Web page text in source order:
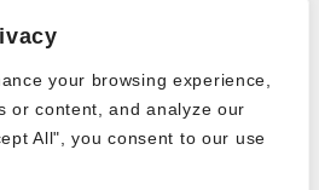
your browsing experience,
or content, and analyze our
All", you consent to our use